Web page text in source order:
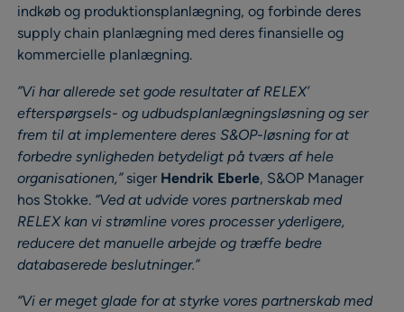
indkøb og produktionsplanlægning, og forbinde deres
supply chain planlægning med deres finansielle og
kommercielle planlægning.
”Vi har allerede set gode resultater af RELEX’
efterspørgsels- og udbudsplanlægningsløsning og ser
frem til at implementere deres S&OP-løsning for at
forbedre synligheden betydeligt på tværs af hele
organisationen,” siger Hendrik Eberle, S&OP Manager
hos Stokke. “Ved at udvide vores partnerskab med
RELEX kan vi strømline vores processer yderligere,
reducere det manuelle arbejde og træffe bedre
databaserede beslutninger.”
“Vi er meget glade for at styrke vores partnerskab med